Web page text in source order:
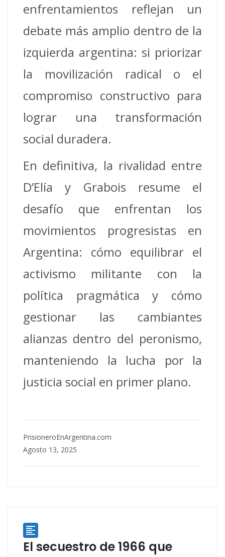
enfrentamientos reflejan un
debate más amplio dentro de la
izquierda argentina: si priorizar
la movilización radical o el
compromiso constructivo para
lograr una transformación
social duradera.
En definitiva, la rivalidad entre
D’Elía y Grabois resume el
desafío que enfrentan los
movimientos progresistas en
Argentina: cómo equilibrar el
activismo militante con la
política pragmática y cómo
gestionar las cambiantes
alianzas dentro del peronismo,
manteniendo la lucha por la
justicia social en primer plano.
PrisioneroEnArgentina.com
Agosto 13, 2025

El secuestro de 1966 que